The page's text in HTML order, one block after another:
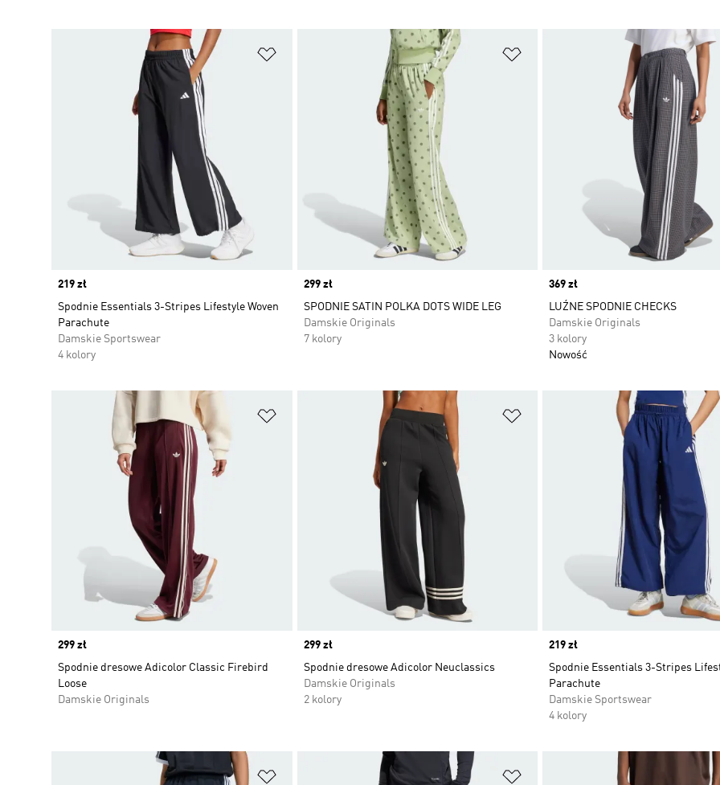
Dodaj do listy życzeń
Price
219 zł
Spodnie Essentials 3-Stripes Lifestyle Woven
Parachute
Damskie Sportswear
4 kolory
Dodaj do listy życzeń
Price
299 zł
SPODNIE SATIN POLKA DOTS WIDE LEG
Damskie Originals
7 kolory
Price
369 zł
LUŹNE SPODNIE CHECKS
Damskie Originals
3 kolory
Nowość
Dodaj do listy życzeń
Price
299 zł
Spodnie dresowe Adicolor Classic Firebird
Loose
Damskie Originals
Dodaj do listy życzeń
Price
299 zł
Spodnie dresowe Adicolor Neuclassics
Damskie Originals
2 kolory
Price
219 zł
Spodnie Essentials 3-Stripes
Parachute
Damskie Sportswear
4 kolory
Dodaj do listy życzeń Dodaj do listy życzeń